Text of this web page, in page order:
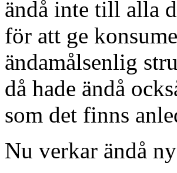
ändå inte till alla
för att ge
ändamålsenlig
då hade ändå
som det finns
Nu verkar ändå